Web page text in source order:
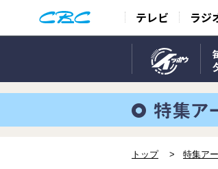
テレビ ラジ
トップ 特集ア